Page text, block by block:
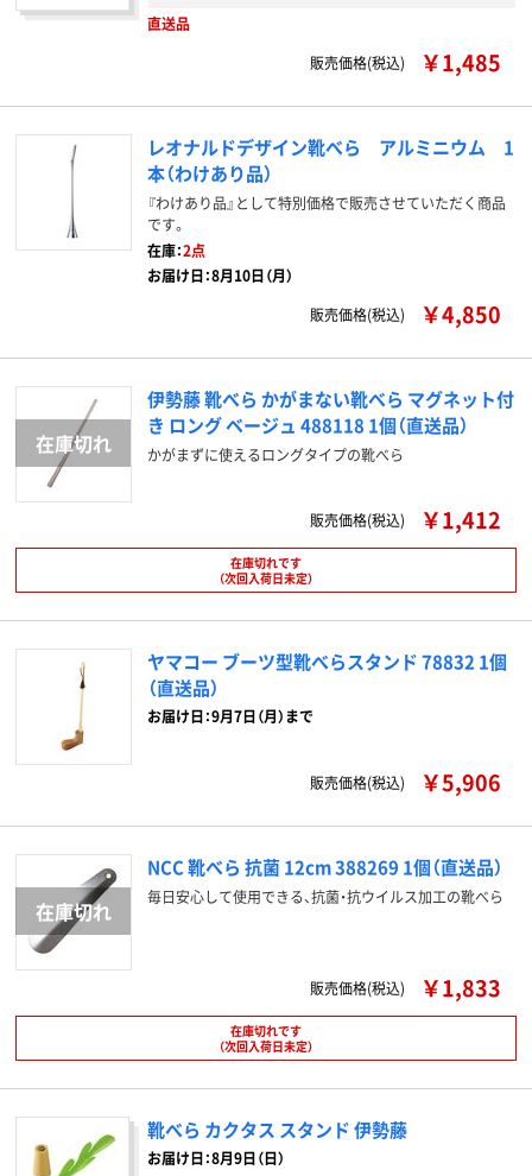
直送品
販売価格(税込)
￥1,485
レオナルドデザイン靴べら アルミニウム 1
本（わけあり品）
『わけあり品』として特別価格で販売させていただく商品
です。
在庫：2点
お届け日：8月10日（月）
販売価格(税込)
￥4,850
伊勢藤 靴べら かがまない靴べら マグネット付
き ロング ベージュ 488118 1個（直送品）
かがまずに使えるロングタイプの靴べら
販売価格(税込) ￥1,412
在庫切れです
（次回入荷日未定）
ヤマコー ブーツ型靴べらスタンド 78832 1個
（直送品）
お届け日：9月7日（月）まで
販売価格(税込) ￥5,906
NCC 靴べら 抗菌 12cm 388269 1個（直送品）
毎日安心して使用できる、抗菌・抗ウイルス加工の靴べら
販売価格(税込) ￥1,833
在庫切れです
（次回入荷日未定）
靴べら カクタス スタンド 伊勢藤
お届け日：8月9日（日）